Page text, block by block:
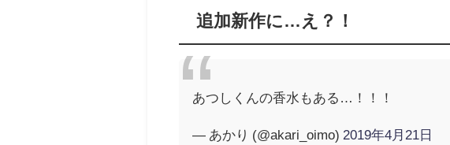
追加新作に…え？！
あつしくんの香水もある…！！！
— あかり (@akari_oimo) 2019年4月21日